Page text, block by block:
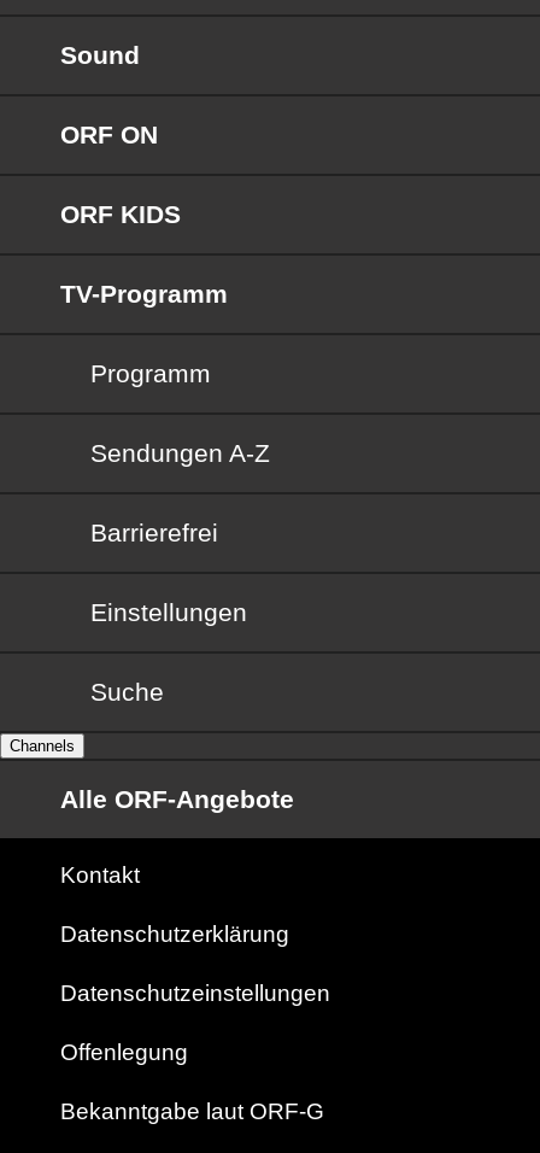
Sound
ORF ON
ORF KIDS
TV-Programm
Programm
Sendungen von A bis Z
Sendungen A-Z
Barrierefrei
Barrierefrei
Einstellungen
Suche
Channels
Alle ORF-Angebote
Kontakt
Datenschutzerklärung
Datenschutzeinstellungen
Offenlegung
Bekanntgabe laut ORF-G